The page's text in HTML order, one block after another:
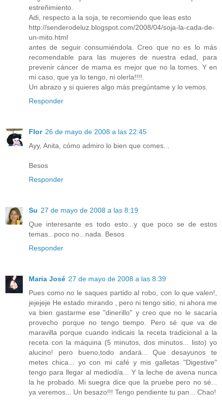
estreñimiento.
Adi, respecto a la soja, te recomiendo que leas esto
http://senderodeluz.blogspot.com/2008/04/soja-la-cada-de-
un-mito.html
antes de seguir consumiéndola. Creo que no es lo más
recomendable para las mujeres de nuestra edad, para
prevenir cáncer de mama es mejor que no la tomes. Y en
mi caso, que ya lo tengo, ni olerla!!!!.
Un abrazo y si quieres algo más pregúntame y lo vemos.
Responder
Flor 26 de mayo de 2008 a las 22:45
Ayy, Anita, cómo admiro lo bien que comes...
Besos
Responder
Su 27 de mayo de 2008 a las 8:19
Que interesante es todo esto...y que poco se de estos
temas...poco no...nada. Besos
Responder
Maria José 27 de mayo de 2008 a las 8:39
Pues como no le saques partido al robo, con lo que valen!,
jejejeje He estado mirando , pero ni tengo sitio, ni ahora me
va bien gastarme ese "dinerillo" y creo que no le sacaría
provecho porque no tengo tiempo. Pero sé que va de
maravilla porque cuando indicais la receta tradicional a la
receta con la máquina (5 minutos, dos minutos... listo) yo
alucino! pero bueno,todo andará... Que desayunos te
metes chica... yo con mi café y mis galletas "Digestive"
tengo para llegar al mediodía... Y la leche de avena nunca
la he probado. Mi suegra dice que la pruebe pero no sé...
ya veremos... Un besazo!!! Tengo pendiente tu pan... Chao!